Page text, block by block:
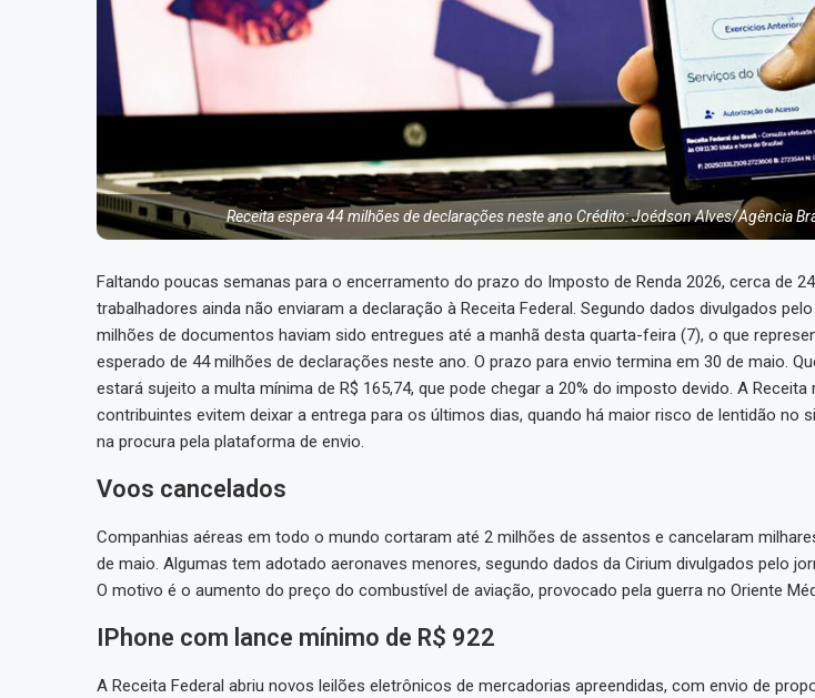
Receita espera 44 milhões de declarações neste ano Crédito: Joédson Alves/Agência
Faltando poucas semanas para o encerramento do prazo do Imposto de Renda 2026, cerca de
trabalhadores ainda não enviaram a declaração à Receita Federal. Segundo dados divulgados
milhões de documentos haviam sido entregues até a manhã desta quarta-feira (7), o que
esperado de 44 milhões de declarações neste ano. O prazo para envio termina em 30 de maio.
estará sujeito a multa mínima de R$ 165,74, que pode chegar a 20% do imposto devido. A
contribuintes evitem deixar a entrega para os últimos dias, quando há maior risco de lentidão no
na procura pela plataforma de envio.
Voos cancelados
Companhias aéreas em todo o mundo cortaram até 2 milhões de assentos e cancelaram
de maio. Algumas tem adotado aeronaves menores, segundo dados da Cirium divulgados pelo
O motivo é o aumento do preço do combustível de aviação, provocado pela guerra no Oriente
IPhone com lance mínimo de R$ 922
A Receita Federal abriu novos leilões eletrônicos de mercadorias apreendidas, com envio de